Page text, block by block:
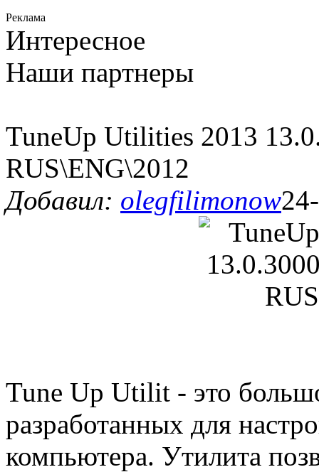
Реклама
Интересное
Наши партнеры
TuneUp Utilities 2013
RUS\ENG\2012
Добавил: olegfilimonow
Tune Up Utilit - это
разработанных для
компьютера. Утилита